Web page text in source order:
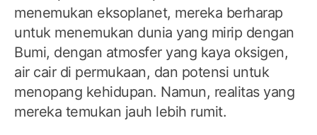
menemukan eksoplanet, mereka berharap
untuk menemukan dunia yang mirip dengan
Bumi, dengan atmosfer yang kaya oksigen,
air cair di permukaan, dan potensi untuk
menopang kehidupan. Namun, realitas yang
mereka temukan jauh lebih rumit.